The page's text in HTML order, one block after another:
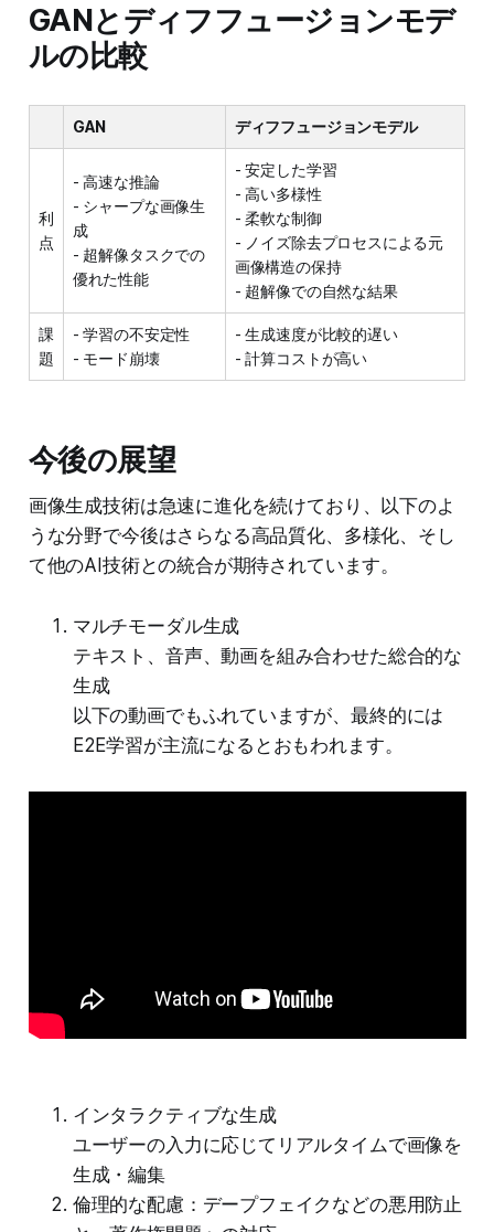
GANとディフフュージョンモデ
ルの比較
GAN ディフフュージョンモデル
利
点
- 高速な推論
- シャープな画像生
成
- 超解像タスクでの
優れた性能
- 安定した学習
- 高い多様性
- 柔軟な制御
- ノイズ除去プロセスによる元
画像構造の保持
- 超解像での自然な結果
課
題
- 学習の不安定性
- モード崩壊
- 生成速度が比較的遅い
- 計算コストが高い
今後の展望
画像生成技術は急速に進化を続けており、以下のよ
うな分野で今後はさらなる高品質化、多様化、そし
て他のAI技術との統合が期待されています。
マルチモーダル生成
テキスト、音声、動画を組み合わせた総合的な
生成
以下の動画でもふれていますが、最終的には
E2E学習が主流になるとおもわれます。
インタラクティブな生成
ユーザーの入力に応じてリアルタイムで画像を
生成・編集
倫理的な配慮：デープフェイクなどの悪用防止